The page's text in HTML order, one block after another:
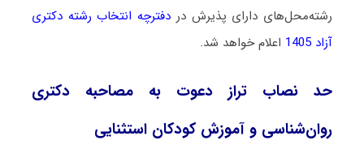
رشته‌محل‌های دارای پذیرش در دفترچه انتخاب رشته دکتری
آزاد 1405
اعلام خواهد شد.
حد نصاب تراز دعوت به مصاحبه دکتری
روان‌شناسی و آموزش کودکان استثنایی